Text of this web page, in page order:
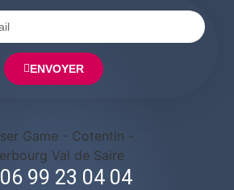
ENVOYER
06 99 23 04 04